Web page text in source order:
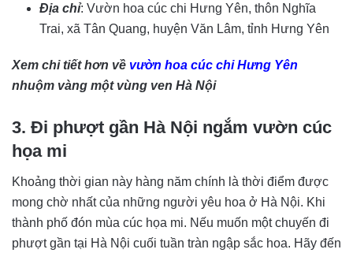
Địa chỉ: Vườn hoa cúc chi Hưng Yên, thôn Nghĩa
Trai, xã Tân Quang, huyện Văn Lâm, tỉnh Hưng Yên
Xem chi tiết hơn về vườn hoa cúc chi Hưng Yên
nhuộm vàng một vùng ven Hà Nội
3. Đi phượt gần Hà Nội ngắm vườn cúc
họa mi
Khoảng thời gian này hàng năm chính là thời điểm được
mong chờ nhất của những người yêu hoa ở Hà Nội. Khi
thành phố đón mùa cúc họa mi. Nếu muốn một chuyến đi
phượt gần tại Hà Nội cuối tuần tràn ngập sắc hoa. Hãy đến